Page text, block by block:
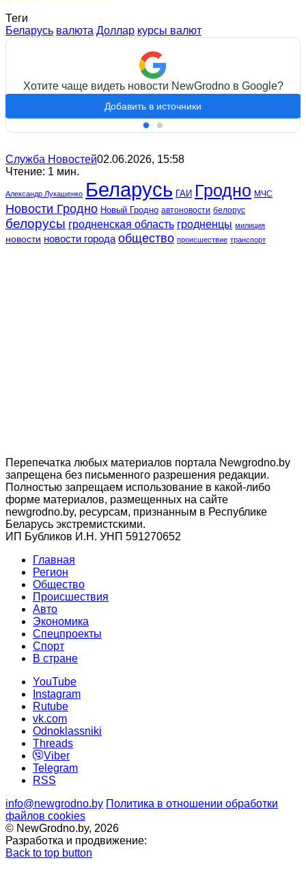
Теги
Беларусь валюта Доллар курсы валют
Хотите чаще видеть новости NewGrodno в Google?
Добавить в источники
Служба Новостей02.06.2026, 15:58
Чтение: 1 мин.
Александр Лукашенко Беларусь ГАИ Гродно МЧС
Новости Гродно Новый Гродно автоновости белорус
белорусы гродненская область гродненцы милиция
новости новости города общество происшествие транспорт
Перепечатка любых материалов портала Newgrodno.by
запрещена без письменного разрешения редакции.
Полностью запрещаем использование в какой-либо
форме материалов, размещенных на сайте
newgrodno.by, ресурсам, признанным в Республике
Беларусь экстремистскими.
ИП Бубликов И.Н. УНП 591270652
Главная
Регион
Общество
Происшествия
Авто
Экономика
Спецпроекты
Cпорт
В стране
YouTube
Instagram
Rutube
vk.com
Odnoklassniki
Threads
Viber
Telegram
RSS
info@newgrodno.by Политика в отношении обработки
файлов cookies
© NewGrodno.by, 2026
Разработка и продвижение:
Back to top button